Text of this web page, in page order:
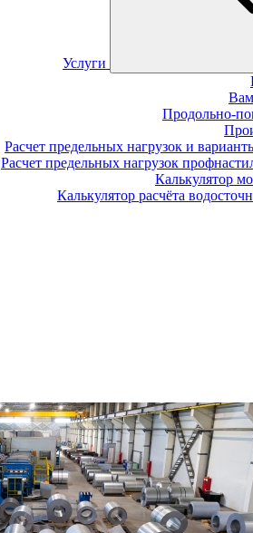
Услуги
Продольно-
Расчет предельных нагрузок и
Расчет предельных нагрузок
Калькулятор
Калькулятор расчёта